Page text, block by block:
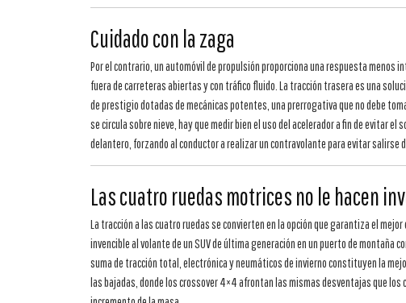
Cuidado con la zaga
Por el contrario, un automóvil de propulsión proporciona una respuesta menos
fuera de carreteras abiertas y con tráfico fluido. La tracción trasera es una
de prestigio dotadas de mecánicas potentes, una prerrogativa que no debe
se circula sobre nieve, hay que medir bien el uso del acelerador a fin de evitar el
delantero, forzando al conductor a realizar un contravolante para evitar salirse
Las cuatro ruedas motrices no le hacen
La tracción a las cuatro ruedas se convierten en la opción que garantiza el
invencible al volante de un SUV de última generación en un puerto de montaña
suma de tracción total, electrónica y neumáticos de invierno constituyen la
las bajadas, donde los crossover 4×4 afrontan las mismas desventajas que los